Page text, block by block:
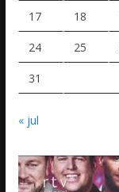
17 18
24 25
31
« jul